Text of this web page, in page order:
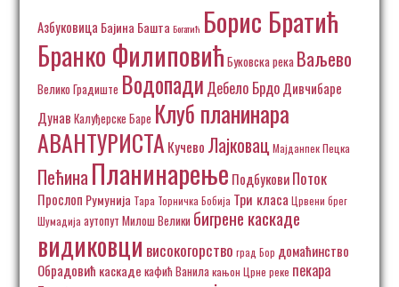
Азбуковица Бајина Башта Богатић Борис Братић
Бранко Филиповић Буковска река Ваљево
Велико Градиште Водопади Дебело БрдоДивчибаре
Дунав Калуђерске Баре Клуб планинара
АВАНТУРИСТА Кучево Лајковац Мајданпек Пецка
Пећина Планинарење ПодбуковиПоток
Прослоп Румунија Тара Торничка Бобија Три класа Црвени брег
Шумадија аутопут Милош Велики бигрене каскаде
видиковци високогорство град Бор домаћинство
Обрадовић каскаде кафић Ванила кањон Црне реке пекара